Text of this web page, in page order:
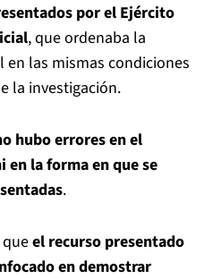
por el Ejército
, que ordenaba la
las mismas condiciones
la investigación.
hubo errores en el
la forma en que se
.
el recurso presentado
en demostrar